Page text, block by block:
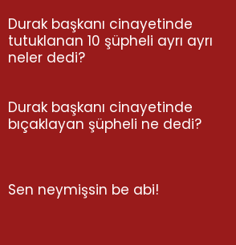
Durak başkanı cinayetinde
tutuklanan 10 şüpheli ayrı ayrı
neler dedi?
Durak başkanı cinayetinde
bıçaklayan şüpheli ne dedi?
Sen neymişsin be abi!